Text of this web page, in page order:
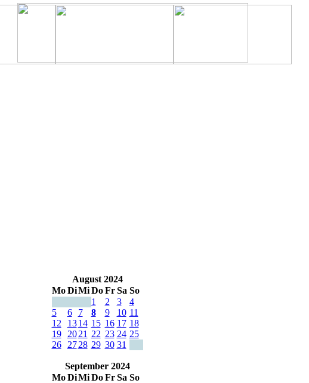
August 2024
Mo DiMi Do Fr Sa So
1
2 3
4
5
6 7 8 9 10 11
12
13 14 15 16 17 18
19
20 21 22 23 24 25
26
27 28 29 30 31
September 2024
Mo DiMi Do Fr Sa So